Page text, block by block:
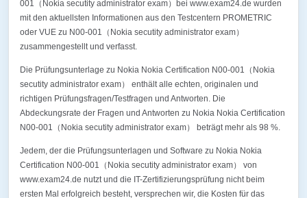
001（Nokia secutity administrator exam）bei www.exam24.de wurden
mit den aktuellsten Informationen aus den Testcentern PROMETRIC
oder VUE zu N00-001（Nokia secutity administrator exam）
zusammengestellt und verfasst.
Die Prüfungsunterlage zu Nokia Nokia Certification N00-001（Nokia
secutity administrator exam） enthält alle echten, originalen und
richtigen Prüfungsfragen/Testfragen und Antworten. Die
Abdeckungsrate der Fragen und Antworten zu Nokia Nokia Certification
N00-001（Nokia secutity administrator exam） beträgt mehr als 98 %.
Jedem, der die Prüfungsunterlagen und Software zu Nokia Nokia
Certification N00-001（Nokia secutity administrator exam） von
www.exam24.de nutzt und die IT-Zertifizierungsprüfung nicht beim
ersten Mal erfolgreich besteht, versprechen wir, die Kosten für das